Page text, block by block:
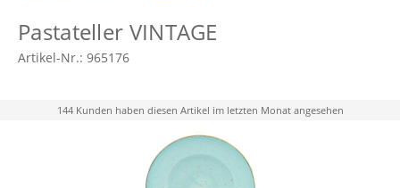
Pastateller VINTAGE
Artikel-Nr.: 965176
144 Kunden haben diesen Artikel im letzten Monat angesehen